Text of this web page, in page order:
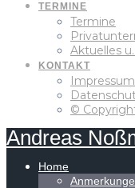
TERMINE
Termine
Aktuelles
KONTAKT
Impressum
©
Andreas
Home